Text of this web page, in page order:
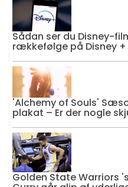
Sådan ser du Disney-
rækkefølge på Disney +
'Alchemy of Souls'
plakat – Er der nogle
Golden State Warriors